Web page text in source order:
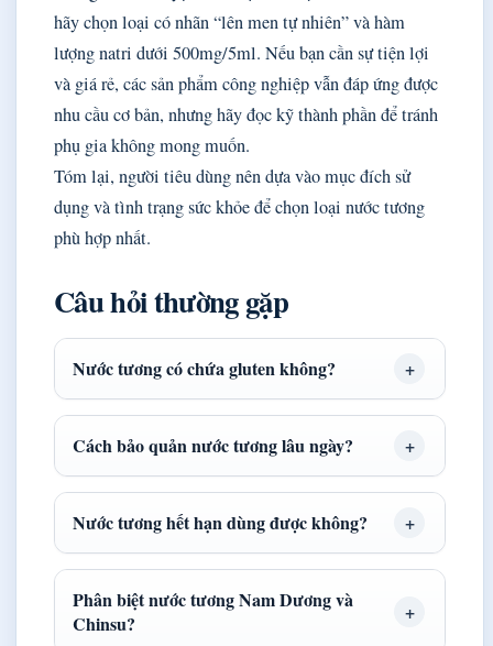
hãy chọn loại có nhãn “lên men tự nhiên” và hàm
lượng natri dưới 500mg/5ml. Nếu bạn cần sự tiện lợi
và giá rẻ, các sản phẩm công nghiệp vẫn đáp ứng được
nhu cầu cơ bản, nhưng hãy đọc kỹ thành phần để tránh
phụ gia không mong muốn.
Tóm lại, người tiêu dùng nên dựa vào mục đích sử
dụng và tình trạng sức khỏe để chọn loại nước tương
phù hợp nhất.
Câu hỏi thường gặp
Nước tương có chứa gluten không?
Cách bảo quản nước tương lâu ngày?
Nước tương hết hạn dùng được không?
Phân biệt nước tương Nam Dương và
Chinsu?